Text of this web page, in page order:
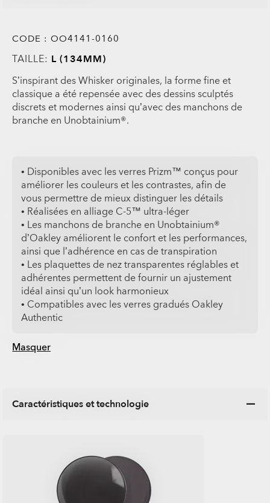
CODE : OO4141-0160
TAILLE: L (134MM)
S’inspirant des Whisker originales, la forme fine et
classique a été repensée avec des dessins sculptés
discrets et modernes ainsi qu’avec des manchons de
branche en Unobtainium®.
Masquer
• Disponibles avec les verres Prizm™ conçus pour
améliorer les couleurs et les contrastes, afin de
vous permettre de mieux distinguer les détails
• Réalisées en alliage C-5™ ultra-léger
• Les manchons de branche en Unobtainium®
d’Oakley améliorent le confort et les performances,
ainsi que l’adhérence en cas de transpiration
• Les plaquettes de nez transparentes réglables et
adhérentes permettent de fournir un ajustement
idéal ainsi qu’un look harmonieux
• Compatibles avec les verres gradués Oakley
Authentic
Caractéristiques et technologie